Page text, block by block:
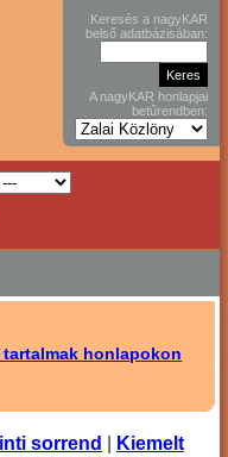
Keresés a nagyKAR
belső adatbázisában:
A nagyKAR honlapjai
betűrendben:
tartalmak honlapokon
sorrend
Kiemelt